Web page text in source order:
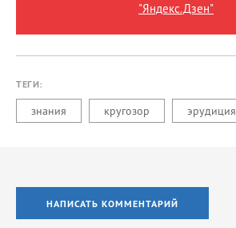
"Яндекс.Дзен"
ТЕГИ:
знания кругозор эрудиция
НАПИСАТЬ КОММЕНТАРИЙ